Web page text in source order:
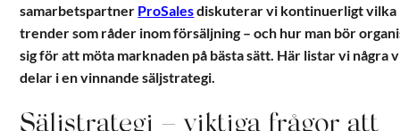
samarbetspartner ProSalesdiskuterar vi kontinuerligt vilka
trender som råder inom försäljning – och hur man bör
sig för att möta marknaden på bästa sätt. Här listar vi några
delar i en vinnande säljstrategi.
Säljstrategi – viktiga frågor att